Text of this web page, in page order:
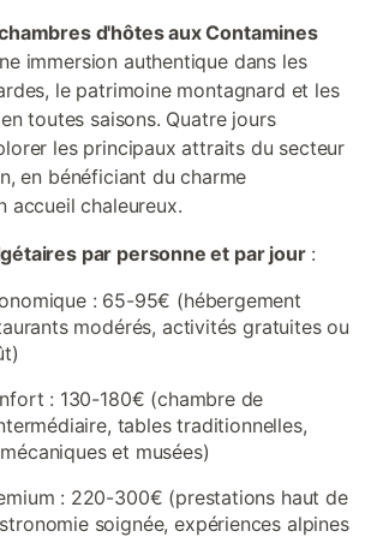
d'hôtes aux Contamines
immersion authentique dans les
le patrimoine montagnard et les
toutes saisons. Quatre jours
les principaux attraits du secteur
en bénéficiant du charme
accueil chaleureux.
par personne et par jour:
: 65-95€ (hébergement
modérés, activités gratuites ou
: 130-180€ (chambre de
tables traditionnelles,
et musées)
: 220-300€ (prestations haut de
soignée, expériences alpines